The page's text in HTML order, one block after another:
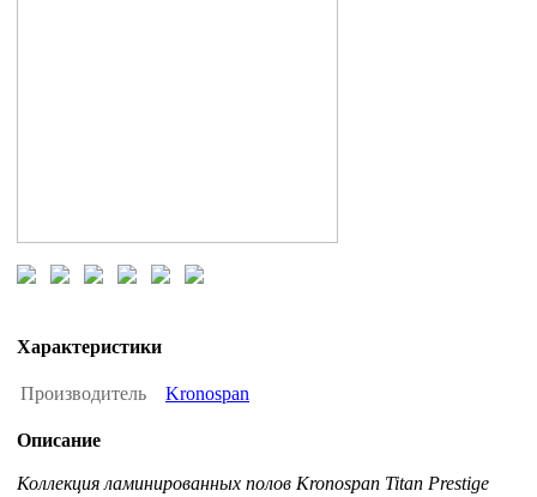
Характеристики
Производитель Kronospan
Описание
Коллекция ламинированных полов Kronospan Titan Prestige